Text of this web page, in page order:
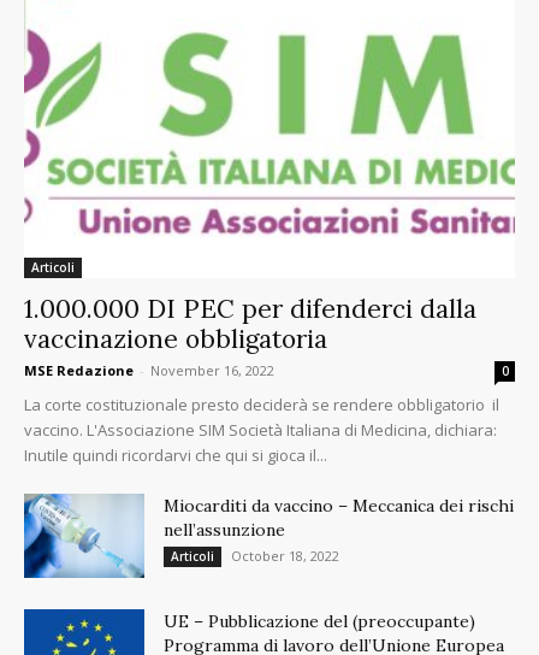
Articoli
1.000.000 DI PEC per difenderci dalla
vaccinazione obbligatoria
MSE Redazione - November 16, 2022 0
La corte costituzionale presto deciderà se rendere obbligatorio il
vaccino. L'Associazione SIM Società Italiana di Medicina, dichiara:
Inutile quindi ricordarvi che qui si gioca il...
Miocarditi da vaccino – Meccanica dei rischi
nell’assunzione
Articoli October 18, 2022
UE – Pubblicazione del (preoccupante)
Programma di lavoro dell’Unione Europea